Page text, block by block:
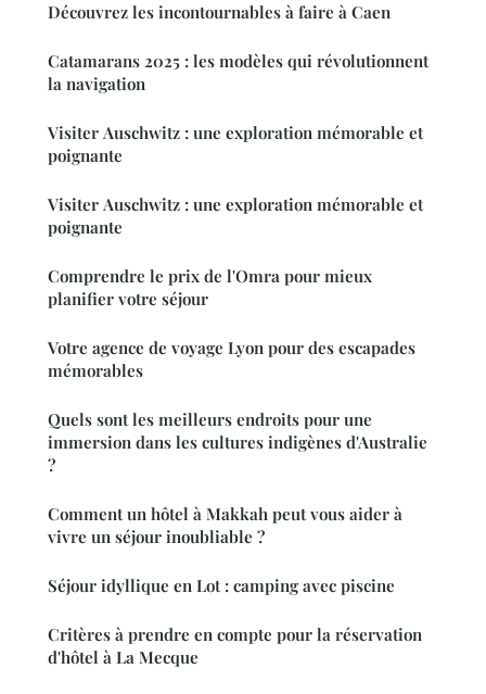
Découvrez les incontournables à faire à Caen
Catamarans 2025 : les modèles qui révolutionnent
la navigation
Visiter Auschwitz : une exploration mémorable et
poignante
Visiter Auschwitz : une exploration mémorable et
poignante
Comprendre le prix de l'Omra pour mieux
planifier votre séjour
Votre agence de voyage Lyon pour des escapades
mémorables
Quels sont les meilleurs endroits pour une
immersion dans les cultures indigènes d'Australie
?
Comment un hôtel à Makkah peut vous aider à
vivre un séjour inoubliable ?
Séjour idyllique en Lot : camping avec piscine
Critères à prendre en compte pour la réservation
d'hôtel à La Mecque